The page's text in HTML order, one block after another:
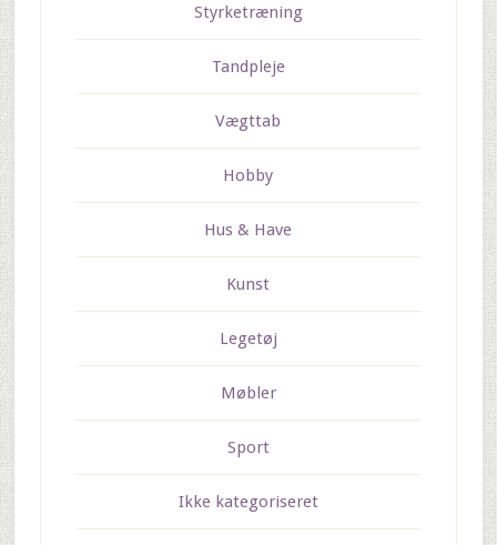
Styrketræning
Tandpleje
Vægttab
Hobby
Hus & Have
Kunst
Legetøj
Møbler
Sport
Ikke kategoriseret